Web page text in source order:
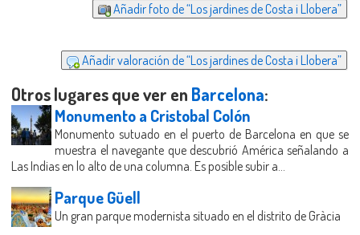
Añadir foto de “Los jardines de Costa i Llobera”
Añadir valoración de “Los jardines de Costa i Llobera”
Otros lugares que ver en Barcelona:
Monumento a Cristobal Colón
Monumento sutuado en el puerto de Barcelona en que se
muestra el navegante que descubrió América señalando a
Las Indias en lo alto de una columna. Es posible subir a...
Parque Güell
Un gran parque modernista situado en el distrito de Gràcia